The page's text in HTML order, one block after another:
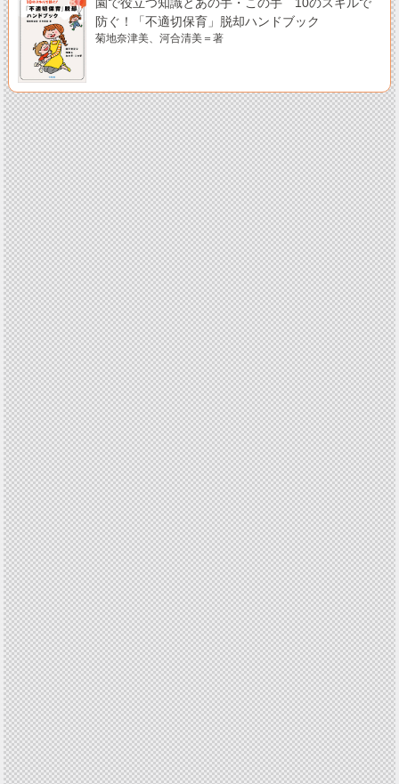
園で役立つ知識とあの手・この手 10のスキルで
防ぐ！「不適切保育」脱却ハンドブック
菊地奈津美、河合清美＝著